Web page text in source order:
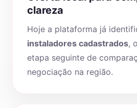
clareza
Hoje a plataforma já
instaladores cadastrados,
etapa seguinte de
negociação na região.